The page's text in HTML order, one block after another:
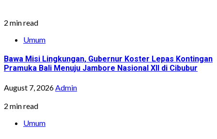
2 min read
Umum
Bawa Misi Lingkungan, Gubernur Koster Lepas Kontingan
Pramuka Bali Menuju Jambore Nasional XII di Cibubur
August 7, 2026Admin
2 min read
Umum